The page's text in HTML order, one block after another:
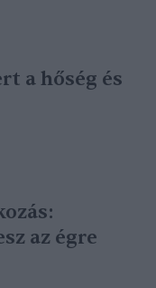
a hőség és
az égre